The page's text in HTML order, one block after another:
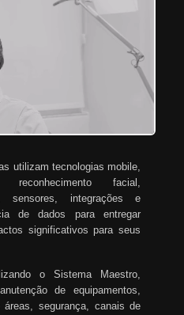
utilizam tecnologias mobile,
reconhecimento facial,
sensores, integrações e
de dados para entregar
significativos para seus
o Sistema Maestro,
de equipamentos,
segurança, canais de